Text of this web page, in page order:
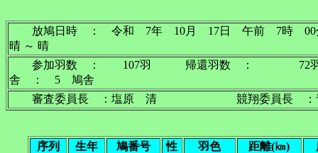
放鳩日時 ： 令和 7年 10月 17日 午前
晴 ～ 晴
参加羽数 ： 107羽 帰還羽数 ： 72
舎 ： 5 鳩舎
審査委員長 ：塩原 清 競翔委員長
序列 生年 鳩番号 性 羽色 距離(㎞)